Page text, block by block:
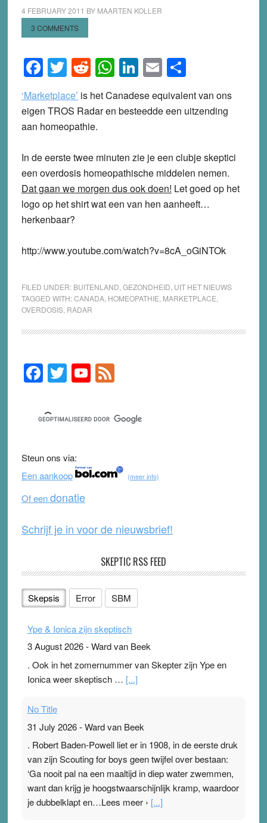
4 FEBRUARY 2011 BY MAARTEN KOLLER
3 COMMENTS
Facebook
Twitter
Reddit
WhatsApp
LinkedIn
EmailShare
‘Marketplace’ is het Canadese equivalent van ons
eigen TROS Radar en besteedde een uitzending
aan homeopathie.
In de eerste twee minuten zie je een clubje skeptici
een overdosis homeopathische middelen nemen.
Dat gaan we morgen dus ook doen! Let goed op het
logo op het shirt wat een van hen aanheeft…
herkenbaar?
http://www.youtube.com/watch?v=8cA_oGiNTOk
FILED UNDER: BUITENLAND GEZONDHEID UIT HET NIEUWS
TAGGED WITH:CANADA, HOMEOPATHIE MARKETPLACE
OVERDOSIS, RADAR
Primary
Sidebar
F
a
c
e
b
o
o
k
T
wi
tt
er
Y
o
u
T
b
e
F
e
d
Steun ons via:
Een aankoop
(meer info)
Of eendonatie
Schrijf je in voor de nieuwsbrief!
SKEPTIC RSS FEED
Skepsis Error SBM
Ype & Ionica zijn skeptisch
3 August 2026-Ward van Beek
. Ook in het zomernummer van Skepter zijn Ype en
Ionica weer skeptisch … [...]
No Title
31 July 2026-Ward van Beek
. Robert Baden-Powell liet er in 1908, in de eerste druk
van zijn Scouting for boys geen twijfel over bestaan:
‘Ga nooit pal na een maaltijd in diep water zwemmen,
want dan krijg je hoogstwaarschijnlijk kramp, waardoor
je dubbelklapt en…Lees meer › [...]